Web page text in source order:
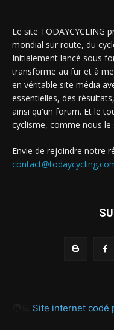
Le site TODAYCYCLING
mondial sur route, du
Initialement lancé sous
transforme au fur et à
en véritable site média
essentielles, des
ainsi qu'un forum. Et le
cyclisme, comme nous le
Envie de rejoindre notre
Site internet codé